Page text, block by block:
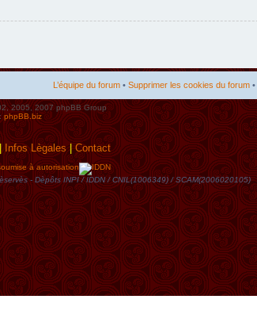
L’équipe du forum • Supprimer les cookies du forum
2005, 2007 phpBB Group
phpBB.biz
Infos Lègales|Contact
à autorisation
- Dèpôts INPI / IDDN / CNIL(1006349) / SCAM(2006020105)